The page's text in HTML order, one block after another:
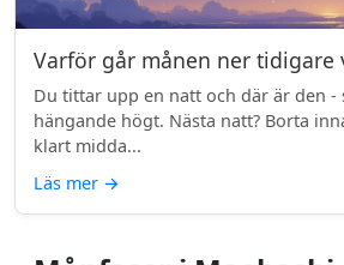
Varför går månen ner tidigare
Du tittar upp en natt och där är den -
hängande högt. Nästa natt? Borta
klart midda...
Läs mer →